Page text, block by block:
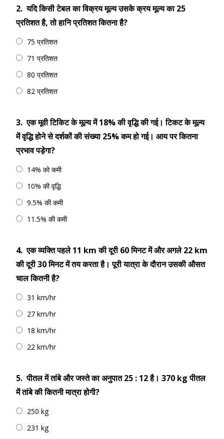
2. यदि किसी टेबल का विक्रय मूल्य उसके क्रय मूल्य का 25
प्रतिशत है, तो हानि प्रतिशत कितना है?
75 प्रतिशत
71 प्रतिशत
80 प्रतिशत
82 प्रतिशत
3. एक मूवी टिकिट के मूल्य में 18% की वृद्धि की गई। टिकट के मूल्य
में वृद्धि होने से दर्शकों की संख्या 25% कम हो गई। आय पर कितना
प्रभाव पड़ेगा?
14% को कमी
10% की वृद्धि
9.5% की कमी
11.5% की कमी
4. एक व्यक्ति पहले 11 km की दूरी 60 मिनट में और अगले 22 km
की दूरी 30 मिनट में तय करता है। पूरी यात्रा के दौरान उसकी औसत
चाल कितनी है?
31 km/hr
27 km/hr
18 km/hr
22 km/hr
5. पीतल में तांबे और जस्ते का अनुपात 25 : 12 है। 370 kg पीतल
में तांबे की कितनी मात्रा होगी?
250 kg
231 kg